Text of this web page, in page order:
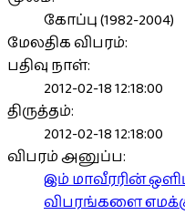
கோப்பு (1982-2004)
மேலதிக விபரம்:
பதிவு நாள்:
2012-02-18 12:18:00
திருத்தம்:
2012-02-18 12:18:00
விபரம் அனுப்ப:
இம் மாவீரரின்
விபரங்களை